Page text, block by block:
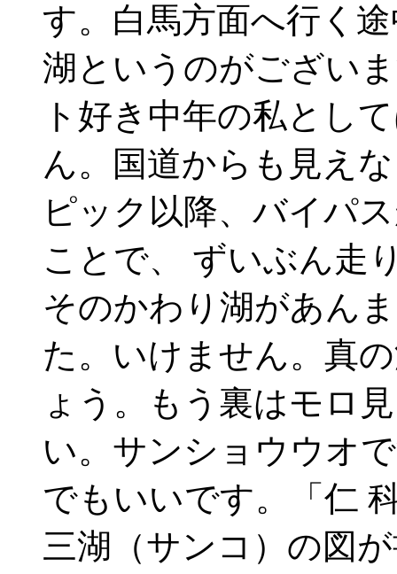
す。白馬方面へ行く
湖というのがござい
ト好き中年の私とし
ん。国道からも見え
ピック以降、バイパ
ことで、 ずいぶん走
そのかわり湖があん
た。いけません。真
ょう。もう裏はモロ
い。サンショウウオ
でもいいです。「仁
三湖（サンコ）の図